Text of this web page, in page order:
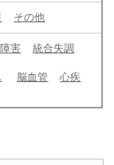
その他
害
統合失調
脳血管
心疾